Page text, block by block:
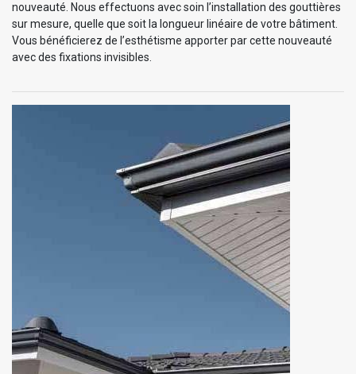
nouveauté. Nous effectuons avec soin l’installation des gouttières
sur mesure, quelle que soit la longueur linéaire de votre bâtiment.
Vous bénéficierez de l’esthétisme apporter par cette nouveauté
avec des fixations invisibles.